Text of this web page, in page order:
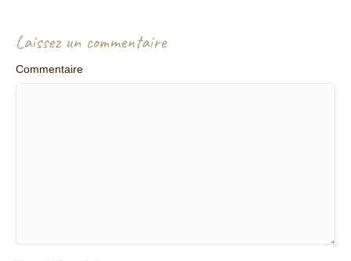
Laissez un commentaire
Commentaire